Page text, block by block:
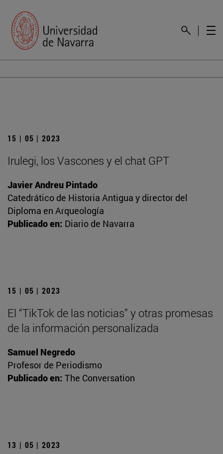
15 | 05 | 2023
Irulegi, los Vascones y el chat GPT
Javier Andreu Pintado
Catedrático de Historia Antigua y director del
Diploma en Arqueología
Publicado en: Diario de Navarra
15 | 05 | 2023
El “TikTok de las noticias” y otras promesas
de la información personalizada
Samuel Negredo
Profesor de Periodismo
Publicado en: The Conversation
13 | 05 | 2023